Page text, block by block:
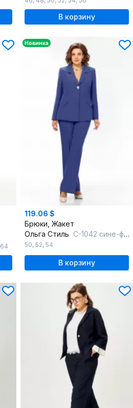
В корзину
64
Новинка
119.06 $
Брюки, Жакет
Ольга Стиль С-1042 сине-фиолетовый
50, 52, 54
В корзину